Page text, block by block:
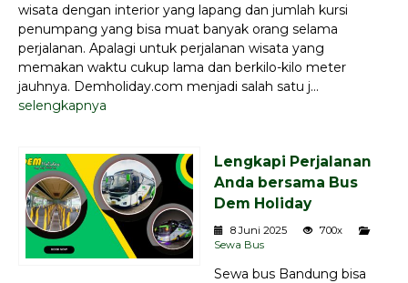
wisata dengan interior yang lapang dan jumlah kursi
penumpang yang bisa muat banyak orang selama
perjalanan. Apalagi untuk perjalanan wisata yang
memakan waktu cukup lama dan berkilo-kilo meter
jauhnya. Demholiday.com menjadi salah satu j...
selengkapnya
Lengkapi Perjalanan
Anda bersama Bus
Dem Holiday
8 Juni 2025
700x
Sewa Bus
Sewa bus Bandung bisa